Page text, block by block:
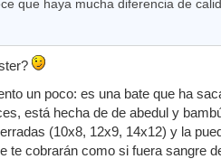
que haya mucha diferencia de
un poco: es una bate que ha
está hecha de de abedul y
(10x8, 12x9, 14x12) y la
te cobrarán como si fuera sangre